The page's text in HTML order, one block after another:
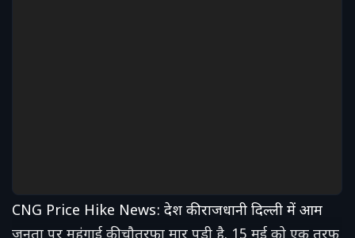
CNG Price Hike News: देश की राजधानी दिल्ली में आम